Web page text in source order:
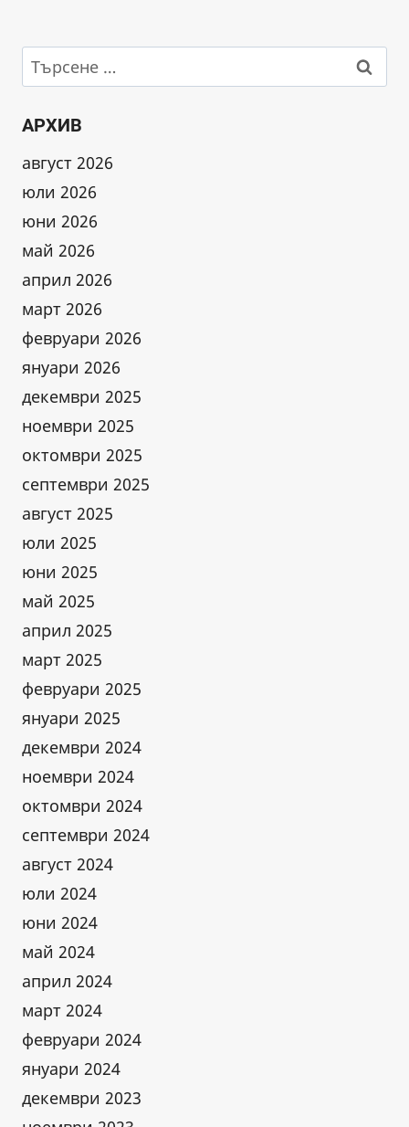
КОПРИВЩИЦА
Търсене
за:
АРХИВ
август 2026
юли 2026
юни 2026
май 2026
април 2026
март 2026
февруари 2026
януари 2026
декември 2025
ноември 2025
октомври 2025
септември 2025
август 2025
юли 2025
юни 2025
май 2025
април 2025
март 2025
февруари 2025
януари 2025
декември 2024
ноември 2024
октомври 2024
септември 2024
август 2024
юли 2024
юни 2024
май 2024
април 2024
март 2024
февруари 2024
януари 2024
декември 2023